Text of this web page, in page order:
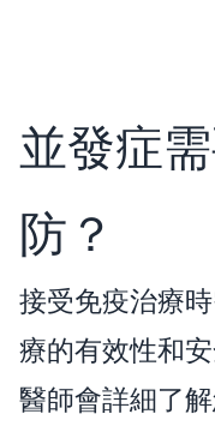
並發症
防？
接受免疫治療
療的有效性和
醫師會詳細了